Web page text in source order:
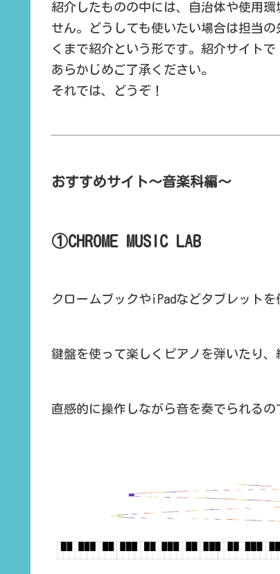
紹介したものの中には、自治体や使用
せん。どうしても使いたい場合は担当
くまで紹介という形です。紹介サイト
あらかじめご了承ください。
それでは、どうぞ！
おすすめサイト〜音楽科編〜
①CHROME MUSIC LAB
クロームブックやiPadなどタブレット
鍵盤を使って楽しくピアノを弾いたり
直感的に操作しながら音を奏でられる